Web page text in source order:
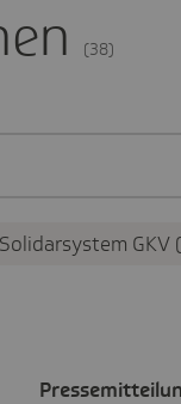
(38)
Solidarsystem GKV